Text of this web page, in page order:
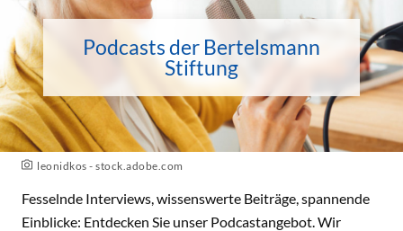
leonidkos - stock.adobe.com
Podcasts der Bertelsmann
Stiftung
Fesselnde Interviews, wissenswerte Beiträge, spannende
Einblicke: Entdecken Sie unser Podcastangebot. Wir